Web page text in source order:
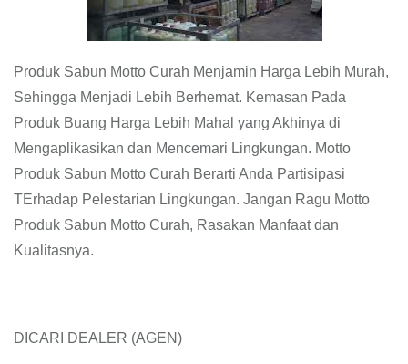
Produk Sabun Motto Curah Menjamin Harga Lebih Murah,
Sehingga Menjadi Lebih Berhemat. Kemasan Pada
Produk Buang Harga Lebih Mahal yang Akhinya di
Mengaplikasikan dan Mencemari Lingkungan. Motto
Produk Sabun Motto Curah Berarti Anda Partisipasi
TErhadap Pelestarian Lingkungan. Jangan Ragu Motto
Produk Sabun Motto Curah, Rasakan Manfaat dan
Kualitasnya.
DICARI DEALER (AGEN)